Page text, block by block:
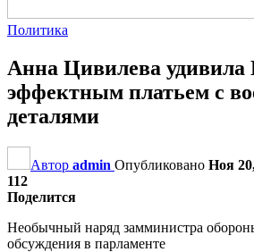
Политика
Анна Цивилева удивила
эффектным платьем с
деталями
Автор admin Опубликовано Ноя
112
Поделится
Необычный наряд замминистра
обсуждения в парламенте